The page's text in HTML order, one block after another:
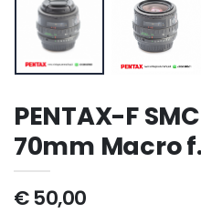
PENTAX-F
70mm Macro
€ 50,00